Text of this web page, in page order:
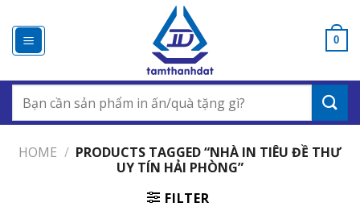
đến
nội
0
for:
HOME / PRODUCTS TAGGED “NHÀ IN TIÊU ĐỀ THƯ
UY TÍN HẢI PHÒNG”
FILTER